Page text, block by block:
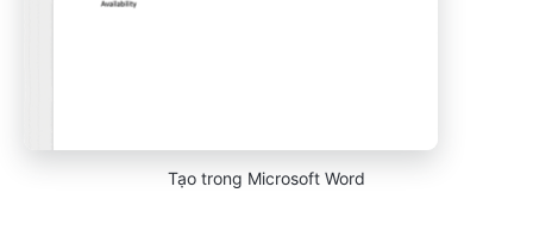
Tạo trong Microsoft Word